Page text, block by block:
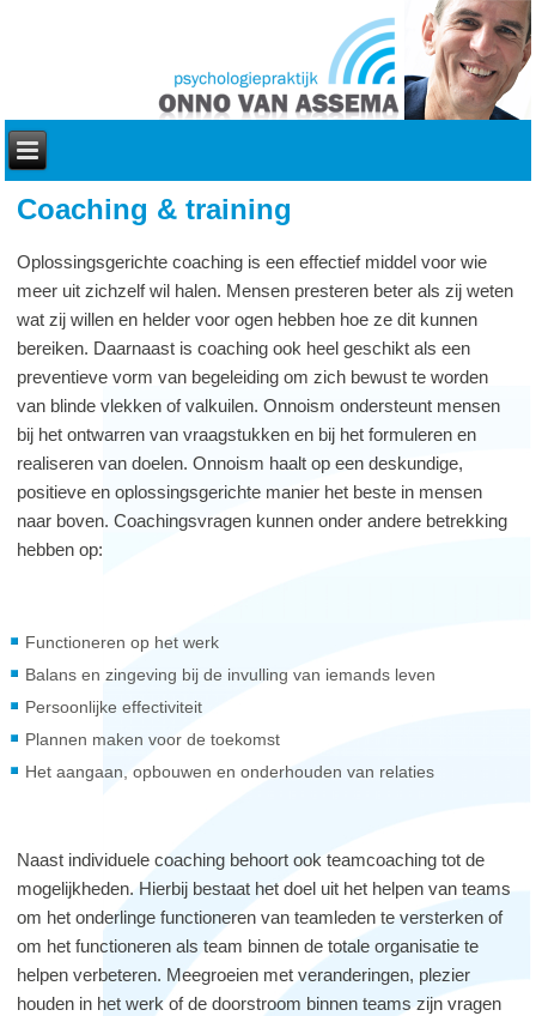
Coaching & training
Oplossingsgerichte coaching is een effectief middel voor wie
meer uit zichzelf wil halen. Mensen presteren beter als zij weten
wat zij willen en helder voor ogen hebben hoe ze dit kunnen
bereiken. Daarnaast is coaching ook heel geschikt als een
preventieve vorm van begeleiding om zich bewust te worden
van blinde vlekken of valkuilen. Onnoism ondersteunt mensen
bij het ontwarren van vraagstukken en bij het formuleren en
realiseren van doelen. Onnoism haalt op een deskundige,
positieve en oplossingsgerichte manier het beste in mensen
naar boven. Coachingsvragen kunnen onder andere betrekking
hebben op:
Functioneren op het werk
Balans en zingeving bij de invulling van iemands leven
Persoonlijke effectiviteit
Plannen maken voor de toekomst
Het aangaan, opbouwen en onderhouden van relaties
Naast individuele coaching behoort ook teamcoaching tot de
mogelijkheden. Hierbij bestaat het doel uit het helpen van teams
om het onderlinge functioneren van teamleden te versterken of
om het functioneren als team binnen de totale organisatie te
helpen verbeteren. Meegroeien met veranderingen, plezier
houden in het werk of de doorstroom binnen teams zijn vragen